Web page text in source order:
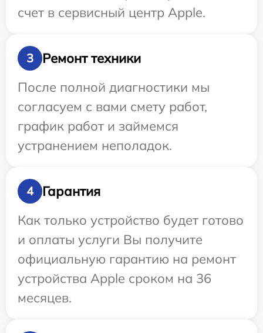
счет в сервисный центр Apple.
3
Ремонт техники
После полной диагностики мы
согласуем с вами смету работ,
график работ и займемся
устранением неполадок.
4
Гарантия
Как только устройство будет готово
и оплаты услуги Вы получите
официальную гарантию на ремонт
устройства Apple сроком на 36
месяцев.